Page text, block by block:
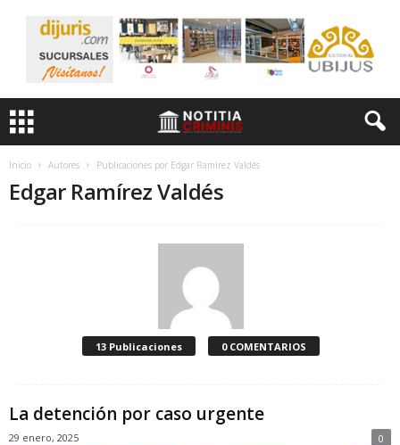
Inicio Autores Publicaciones por Edgar Ramírez Valdés
Edgar Ramírez Valdés
13 Publicaciones 0 COMENTARIOS
La detención por caso urgente
29 enero, 2025 0